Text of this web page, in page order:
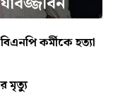
কর্মীকে হত্যা
মৃত্যু